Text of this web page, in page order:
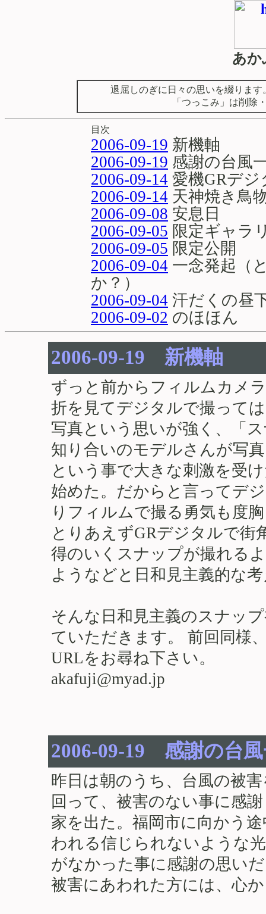
あか
退屈しのぎに日々の思いを綴りま
「つっこみ」は削除
目次
2006-09-19 新機軸
2006-09-19 感謝の台風
2006-09-14 愛機GRデジ
2006-09-14 天神焼き鳥
2006-09-08 安息日
2006-09-05 限定ギャラ
2006-09-05 限定公開
2006-09-04 一念発起（
か？）
2006-09-04 汗だくの昼
2006-09-02 のほほん
2006-09-19 新機軸
ずっと前からフィルムカメ
折を見てデジタルで撮って
写真という思いが強く、「
知り合いのモデルさんが写
という事で大きな刺激を受
始めた。だからと言ってデ
りフィルムで撮る勇気も度
とりあえずGRデジタルで街
得のいくスナップが撮れる
ようなどと日和見主義的な
そんな日和見主義のスナッ
ていただきます。 前回同様
URLをお尋ね下さい。
akafuji@myad.jp
2006-09-19 感謝の台
昨日は朝のうち、台風の被
回って、被害のない事に感
家を出た。福岡市に向かう
われる信じられないような
がなかった事に感謝の思い
被害にあわれた方には、心